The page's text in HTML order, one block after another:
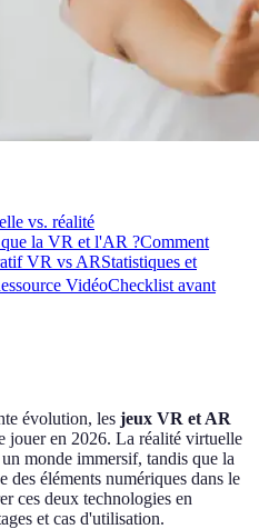
vs. réalité
la VR et l'AR ?Comment
VR vs ARStatistiques et
VidéoChecklist avant
évolution, les jeux VR et AR
jouer en 2026. La réalité virtuelle
monde immersif, tandis que la
des éléments numériques dans le
ces deux technologies en
et cas d'utilisation.